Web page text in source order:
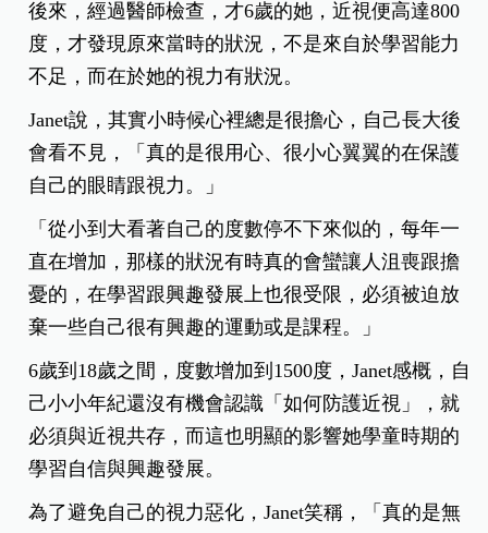
後來，經過醫師檢查，才6歲的她，近視便高達800
度，才發現原來當時的狀況，不是來自於學習能力
不足，而在於她的視力有狀況。
Janet說，其實小時候心裡總是很擔心，自己長大後
會看不見，「真的是很用心、很小心翼翼的在保護
自己的眼睛跟視力。」
「從小到大看著自己的度數停不下來似的，每年一
直在增加，那樣的狀況有時真的會蠻讓人沮喪跟擔
憂的，在學習跟興趣發展上也很受限，必須被迫放
棄一些自己很有興趣的運動或是課程。」
6歲到18歲之間，度數增加到1500度，Janet感概，自
己小小年紀還沒有機會認識「如何防護近視」，就
必須與近視共存，而這也明顯的影響她學童時期的
學習自信與興趣發展。
為了避免自己的視力惡化，Janet笑稱，「真的是無